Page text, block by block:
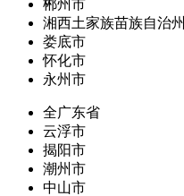
郴州市
湘西土家族苗族自治州
娄底市
怀化市
永州市
全广东省
云浮市
揭阳市
潮州市
中山市